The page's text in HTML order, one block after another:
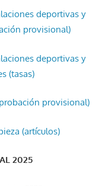
deportivas y
provisional)
deportivas y
(tasas)
provisional)
(artículos)
2025